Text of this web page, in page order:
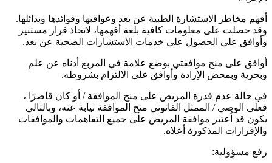
أفهم مخاطر الاستشارة الطبية عن بعد وعواقبها وفوائدها وبدائلها.
وقد حصلت على معلومات كافية بلغة أفهمها، لاتخاذ قرار مستنير
وأوافق على الحصول على خدمات الاستشارات الصحية عن بعد.
أوافق على منح موافقتي بوضع علامة في المربع أدناه عن علم
وبحرية وبمحض الإرادة وأوافق على الالتزام بشروطه.
في حالة عدم قدرة المريض على منح الموافقة / أو كان قاصرًا ،
فعلى الوصي / الممثل القانوني منح الموافقة نيابة عنه، وبالتالي
يكون قد اُعتبر موافقة المريض على جميع التفاهمات والموافقات
والإقرارات المذكورة أعلاه.
رفع مسؤولية: